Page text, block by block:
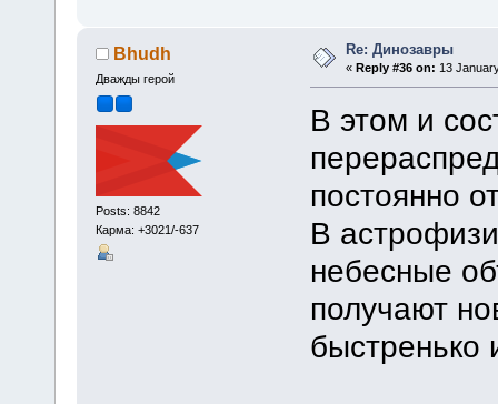
Bhudh
Дважды герой
Posts: 8842
Карма: +3021/-637
Re: Динозавры
« Reply #36 on: 13
В этом и
постоянно
В
небесные
получают
быстренько